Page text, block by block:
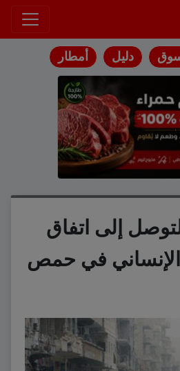
دليل أمطار
إلى اتفاق
في حمص